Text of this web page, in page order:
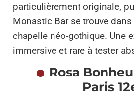
particulièrement originale,
Monastic Bar se trouve
chapelle néo-gothique. Une
immersive et rare à tester
Rosa
Paris